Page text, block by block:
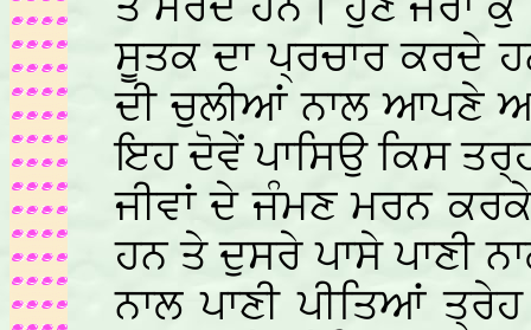
ਸੂਤਕ ਦਾ ਪ੍ਰਚਾਰ ਕਰਦੇ
ਦੀ ਚੁਲੀਆਂ ਨਾਲ ਆਪਣੇ
ਇਹ ਦੋਵੇਂ ਪਾਸਿਉ ਕਿਸ
ਜੀਵਾਂ ਦੇ ਜੰਮਣ ਮਰਨ
ਹਨ ਤੇ ਦੁਸਰੇ ਪਾਸੇ ਪਾਣੀ
ਨਾਲ ਪਾਣੀ ਪੀਤਿਆਂ